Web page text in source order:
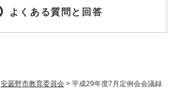
安曇野市教育委員会 > 平成29年度7月定例会会議録
よくある質問と回答